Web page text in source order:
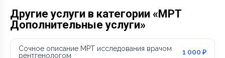
Другие услуги в категории «МРТ
Дополнительные услуги»
Сочное описание МРТ исследования врачом
рентгенологом
1 000 ₽